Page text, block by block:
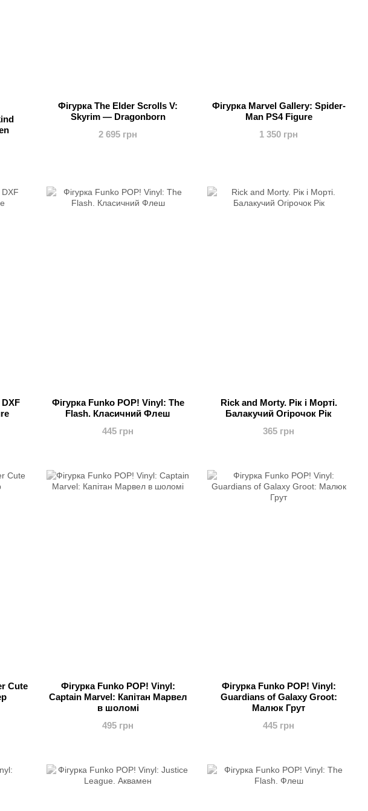
Фігурка The Elder Scrolls V:
Skyrim — Dragonborn
2 695 грн
Фігурка Marvel Gallery: Spider-
Man PS4 Figure
1 350 грн
Фігурка Funko POP! Vinyl: The
Flash. Класичний Флеш
445 грн
Rick and Morty. Рік і Морті.
Балакучий Огірочок Рік
365 грн
Cute
Фігурка Funko POP! Vinyl:
Captain Marvel: Капітан Марвел
в шоломі
495 грн
Фiгурка Funko POP! Vinyl:
Guardians of Galaxy Groot:
Малюк Грут
445 грн